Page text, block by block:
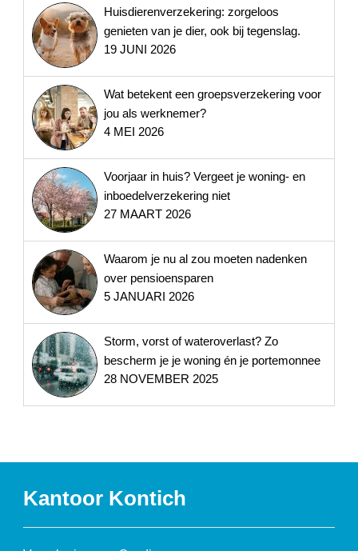
Huisdierenverzekering: zorgeloos
genieten van je dier, ook bij tegenslag.
19 JUNI 2026
Wat betekent een groepsverzekering voor
jou als werknemer?
4 MEI 2026
Voorjaar in huis? Vergeet je woning- en
inboedelverzekering niet
27 MAART 2026
Waarom je nu al zou moeten nadenken
over pensioensparen
5 JANUARI 2026
Storm, vorst of wateroverlast? Zo
bescherm je je woning én je portemonnee
28 NOVEMBER 2025
Kantoor Kontich